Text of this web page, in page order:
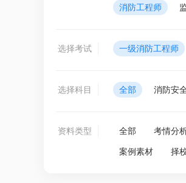
消防工程师
选择考试 一级消防工程师
选择科目 全部 消防安
资料类型 全部 考情分
案例素材 择